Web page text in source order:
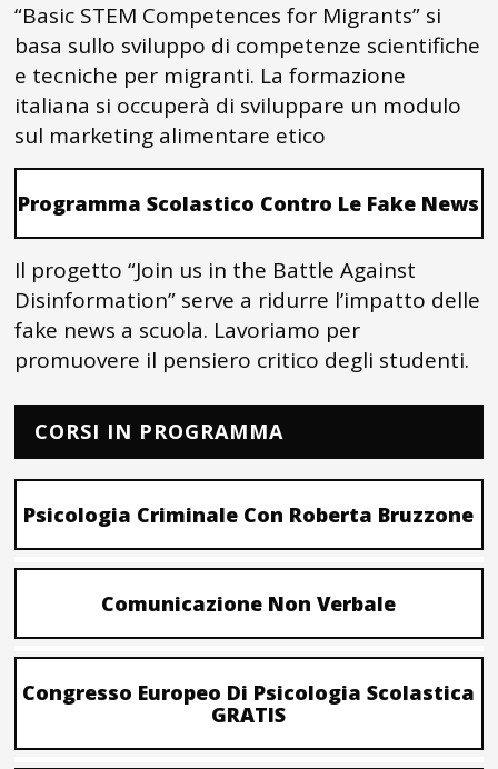
“Basic STEM Competences for Migrants” si
basa sullo sviluppo di competenze scientifiche
e tecniche per migranti. La formazione
italiana si occuperà di sviluppare un modulo
sul marketing alimentare etico
Programma Scolastico Contro Le Fake News
Il progetto “Join us in the Battle Against
Disinformation” serve a ridurre l’impatto delle
fake news a scuola. Lavoriamo per
promuovere il pensiero critico degli studenti.
CORSI IN PROGRAMMA
Psicologia Criminale Con Roberta Bruzzone
Comunicazione Non Verbale
Congresso Europeo Di Psicologia Scolastica
GRATIS